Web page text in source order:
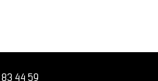
44 59